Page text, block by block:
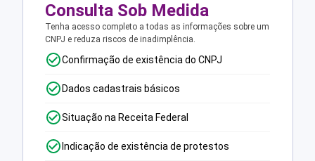
Consulta Sob Medida
Tenha acesso completo a todas as informações sobre um
CNPJ e reduza riscos de inadimplência.
Confirmação de existência do CNPJ
Dados cadastrais básicos
Situação na Receita Federal
Indicação de existência de protestos